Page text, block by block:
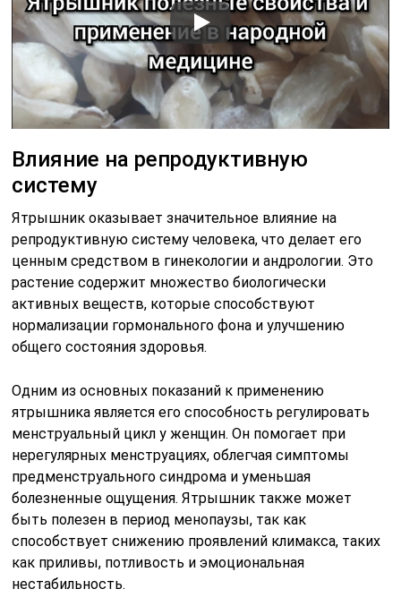
Влияние на репродуктивную
систему
Ятрышник оказывает значительное влияние на
репродуктивную систему человека, что делает его
ценным средством в гинекологии и андрологии. Это
растение содержит множество биологически
активных веществ, которые способствуют
нормализации гормонального фона и улучшению
общего состояния здоровья.
Одним из основных показаний к применению
ятрышника является его способность регулировать
менструальный цикл у женщин. Он помогает при
нерегулярных менструациях, облегчая симптомы
предменструального синдрома и уменьшая
болезненные ощущения. Ятрышник также может
быть полезен в период менопаузы, так как
способствует снижению проявлений климакса, таких
как приливы, потливость и эмоциональная
нестабильность.